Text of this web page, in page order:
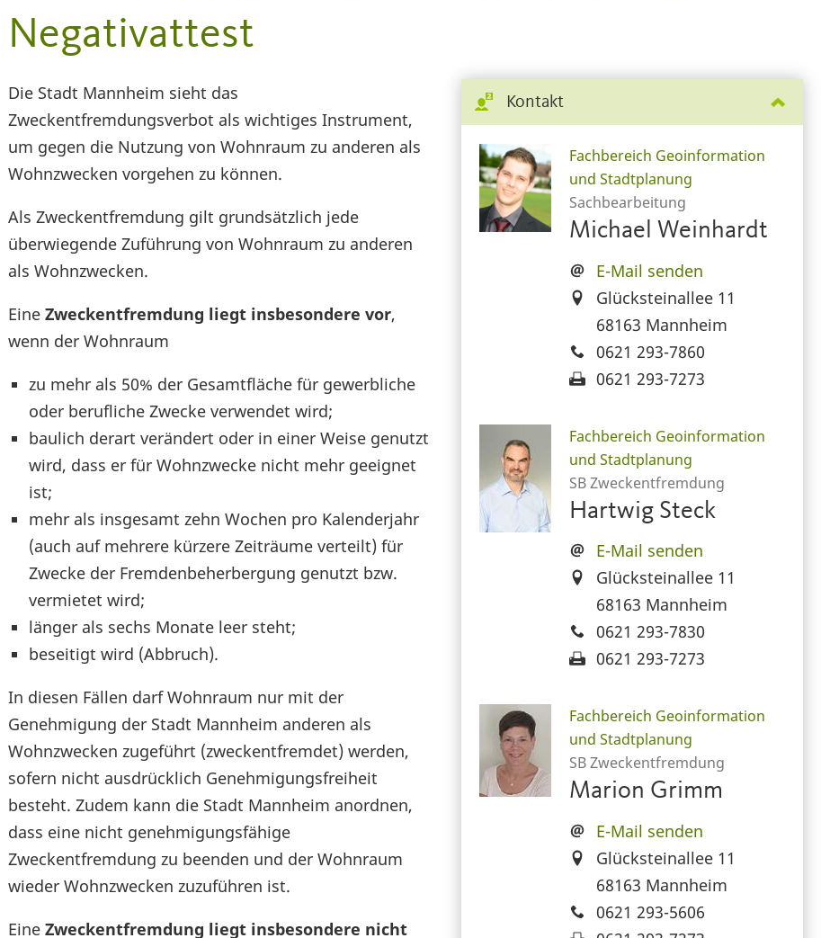
Negativattest
Kontakt
Fachbereich Geoinformation
und Stadtplanung
Sachbearbeitung
Michael Weinhardt
E-Mail senden
Glücksteinallee 11
68163 Mannheim
0621 293-7860
0621 293-7273
Fachbereich Geoinformation
und Stadtplanung
SB Zweckentfremdung
Hartwig Steck
E-Mail senden
Glücksteinallee 11
68163 Mannheim
0621 293-7830
0621 293-7273
Fachbereich Geoinformation
und Stadtplanung
SB Zweckentfremdung
Marion Grimm
E-Mail senden
Glücksteinallee 11
68163 Mannheim
0621 293-5606
Die Stadt Mannheim sieht das
Zweckentfremdungsverbot als wichtiges Instrument,
um gegen die Nutzung von Wohnraum zu anderen als
Wohnzwecken vorgehen zu können.
Als Zweckentfremdung gilt grundsätzlich jede
überwiegende Zuführung von Wohnraum zu anderen
als Wohnzwecken.
Eine Zweckentfremdung liegt insbesondere vor,
wenn der Wohnraum
zu mehr als 50% der Gesamtfläche für gewerbliche
oder berufliche Zwecke verwendet wird;
baulich derart verändert oder in einer Weise genutzt
wird, dass er für Wohnzwecke nicht mehr geeignet
ist;
mehr als insgesamt zehn Wochen pro Kalenderjahr
(auch auf mehrere kürzere Zeiträume verteilt) für
Zwecke der Fremdenbeherbergung genutzt bzw.
vermietet wird;
länger als sechs Monate leer steht;
beseitigt wird (Abbruch).
In diesen Fällen darf Wohnraum nur mit der
Genehmigung der Stadt Mannheim anderen als
Wohnzwecken zugeführt (zweckentfremdet) werden,
sofern nicht ausdrücklich Genehmigungsfreiheit
besteht. Zudem kann die Stadt Mannheim anordnen,
dass eine nicht genehmigungsfähige
Zweckentfremdung zu beenden und der Wohnraum
wieder Wohnzwecken zuzuführen ist.
Eine Zweckentfremdung liegt insbesondere nicht